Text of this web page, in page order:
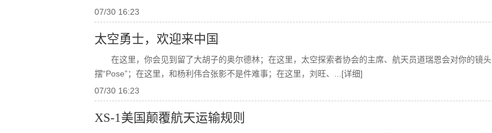
07/30 16:23
太空勇士，欢迎来中国
在这里，你会见到留了大胡子的奥尔德林；在这里，太空探索者协会的主席、航天员道瑞恩会对你的镜头
摆“pose”；在这里，和杨利伟合张影不是件难事；在这里，刘旺、
...[详细]
07/30 16:23
XS-1美国颠覆航天运输规则